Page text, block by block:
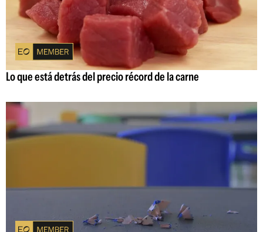
Lo que está detrás del precio récord de la carne